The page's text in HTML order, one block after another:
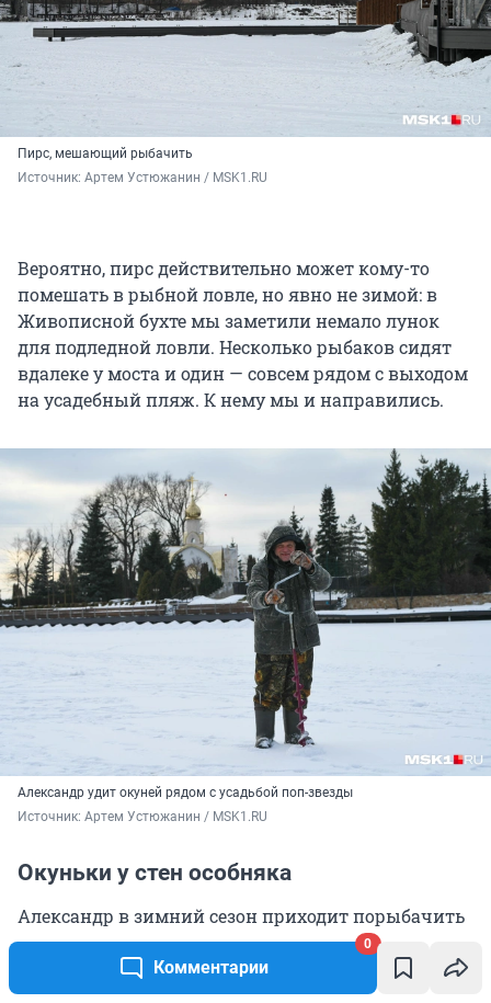
Комментарии
0
Пирс, мешающий рыбачить
Источник: Артем Устюжанин / MSK1.RU
Вероятно, пирс действительно может кому-то
помешать в рыбной ловле, но явно не зимой: в
Живописной бухте мы заметили немало лунок
для подледной ловли. Несколько рыбаков сидят
вдалеке у моста и один — совсем рядом с выходом
на усадебный пляж. К нему мы и направились.
Александр удит окуней рядом с усадьбой поп-звезды
Источник: Артем Устюжанин / MSK1.RU
Окуньки у стен особняка
Александр в зимний сезон приходит порыбачить
на пойму всякий раз, когда выдается такая
возможность. Сам он из Красногорска и
признается, что даже в этом относительно тихом